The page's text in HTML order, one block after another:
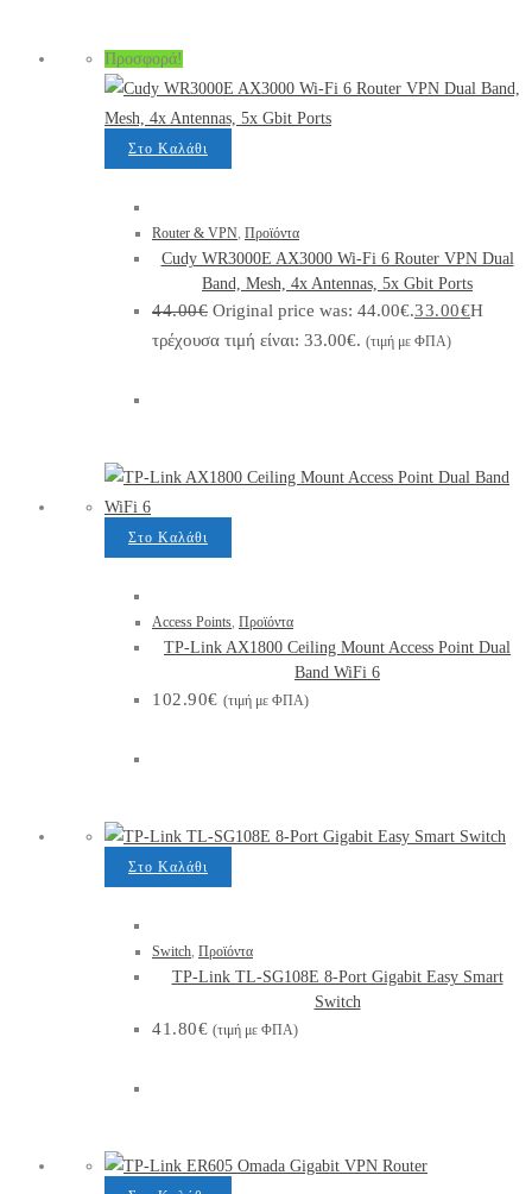
Προσφορά!
Στο Καλάθι
Router & VPN, Προϊόντα
Cudy WR3000E AX3000 Wi-Fi 6 Router VPN Dual
Band, Mesh, 4x Antennas, 5x Gbit Ports
44.00€ Original price was: 44.00€.33.00€Η
τρέχουσα τιμή είναι: 33.00€. (τιμή με ΦΠΑ)
Στο Καλάθι
Access Points, Προϊόντα
TP-Link AX1800 Ceiling Mount Access Point Dual
Band WiFi 6
102.90€ (τιμή με ΦΠΑ)
Στο Καλάθι
Switch, Προϊόντα
TP-Link TL-SG108E 8-Port Gigabit Easy Smart
Switch
41.80€ (τιμή με ΦΠΑ)